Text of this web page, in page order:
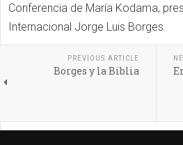
Conferencia de María Kodama,
Internacional Jorge Luis Borges.
PREVIOUS ARTICLE
Borges y la Biblia